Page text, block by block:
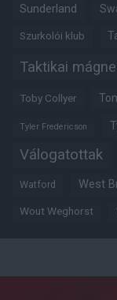
Sunderland
Szurkolói klub
Taktikai
Toby Collyer
Tyler Fredericson
Válogatottak
Watford West
Wout Weghorst